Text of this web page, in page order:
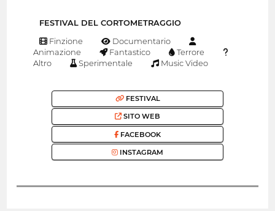
FESTIVAL DEL CORTOMETRAGGIO
Finzione
Documentario
Animazione
Fantastico
Terrore
Altro
Sperimentale Music Video
FESTIVAL
SITO WEB
FACEBOOK
INSTAGRAM